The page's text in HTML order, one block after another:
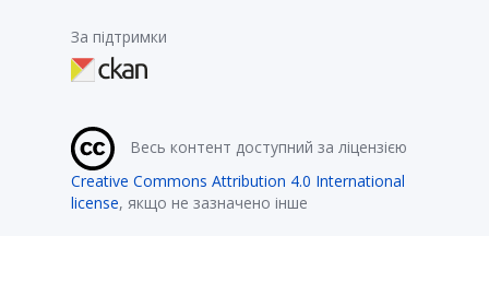
За підтримки
Весь контент доступний за ліцензією
Creative Commons Attribution 4.0 International
license, якщо не зазначено інше